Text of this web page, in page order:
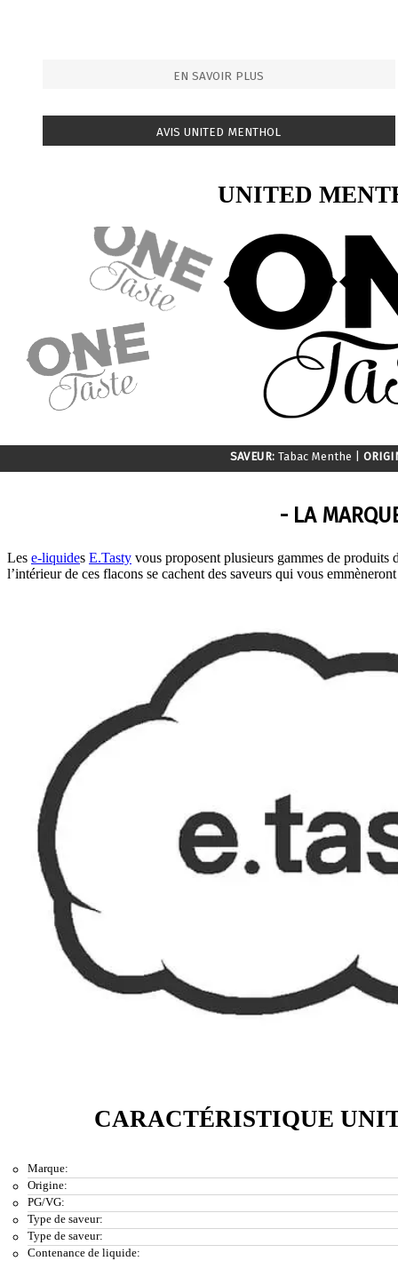
EN SAVOIR PLUS
AVIS UNITED MENTHOL
UNITED
SAVEUR: Tabac Menthe |
- LA
Les e-liquides E.Tasty vous proposent plusieurs gammes de
l’intérieur de ces flacons se cachent des saveurs qui vous
CARACTÉRISTIQUE
Marque:
Origine:
PG/VG:
Type de saveur:
Type de saveur:
Contenance de liquide: